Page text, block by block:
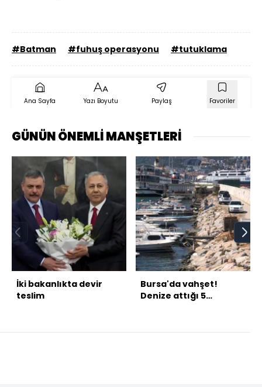
#Batman #fuhuş operasyonu #tutuklama
Ana Sayfa Yazı Boyutu Paylaş Favoriler
GÜNÜN ÖNEMLİ MANŞETLERİ
İki bakanlıkta devir
teslim
Bursa'da vahşet!
Denize attığı 5